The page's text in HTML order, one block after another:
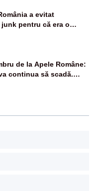
a evitat
pentru că era o
bănci și fondurile de
de la Apele Române:
continua să scadă.
închide în 4 zile